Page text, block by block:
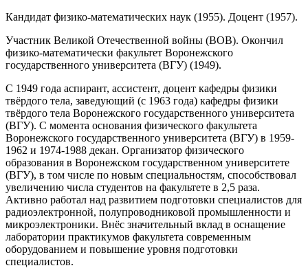
Кандидат физико-математических наук (1955). Доцент (1957).
Участник Великой Отечественной войны (ВОВ). Окончил
физико-математически факультет Воронежского
государственного университета (ВГУ) (1949).
С 1949 года аспирант, ассистент, доцент кафедры физики
твёрдого тела, заведующий (с 1963 года) кафедры физики
твёрдого тела Воронежского государственного университета
(ВГУ). С момента основания физического факультета
Воронежского государственного университета (ВГУ) в 1959-
1962 и 1974-1988 декан. Организатор физического
образования в Воронежском государственном университете
(ВГУ), в том числе по новым специальностям, способствовал
увеличению числа студентов на факультете в 2,5 раза.
Активно работал над развитием подготовки специалистов для
радиоэлектронной, полупроводниковой промышленности и
микроэлектроники. Внёс значительный вклад в оснащение
лаборатории практикумов факультета современным
оборудованием и повышение уровня подготовки
специалистов.